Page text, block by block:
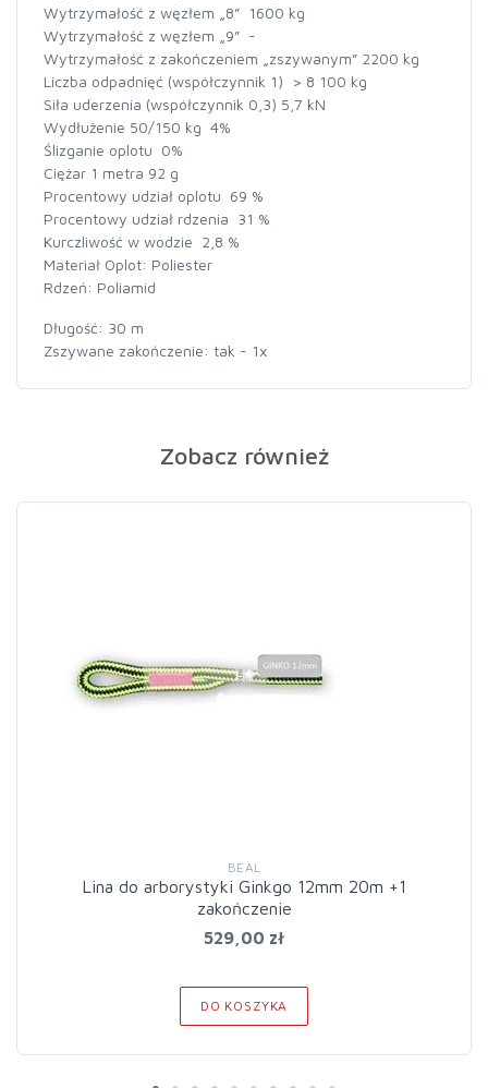
Wytrzymałość z węzłem „8” 1600 kg
Wytrzymałość z węzłem „9” -
Wytrzymałość z zakończeniem „zszywanym” 2200 kg
Liczba odpadnięć (współczynnik 1) > 8 100 kg
Siła uderzenia (współczynnik 0,3) 5,7 kN
Wydłużenie 50/150 kg 4%
Ślizganie oplotu 0%
Ciężar 1 metra 92 g
Procentowy udział oplotu 69 %
Procentowy udział rdzenia 31 %
Kurczliwość w wodzie 2,8 %
Materiał Oplot: Poliester
Rdzeń: Poliamid
Długość: 30 m
Zszywane zakończenie: tak - 1x
Zobacz również
BEAL
Lina do arborystyki Ginkgo 12mm 20m +1
zakończenie
529,00 zł
DO KOSZYKA